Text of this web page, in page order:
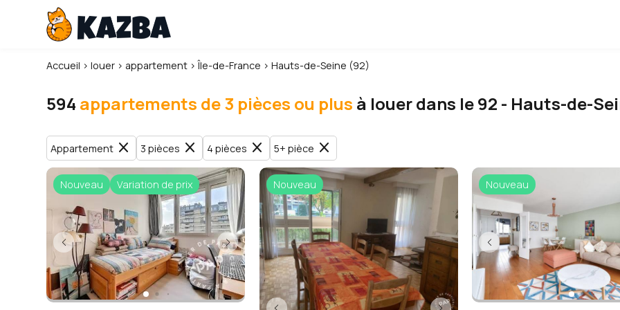
Accueil ›louer › appartement ›Île-de-France ›Hauts-de-Seine (92)
594 appartements de 3 pièces ou plus à louer dans le 92 - Hauts-de-
Appartement close 3 pièces close 4 pièces close 5+ pièce close
Nouveau Variation de prix Nouveau Nouveau